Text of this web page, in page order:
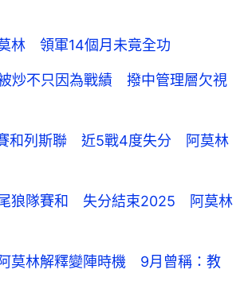
林 領軍14個月未竟全功
炒不只因為戰績 撥中管理層欠視
和列斯聯 近5戰4度失分 阿莫林
狼隊賽和 失分結束2025 阿莫林
莫林解釋變陣時機 9月曾稱：教